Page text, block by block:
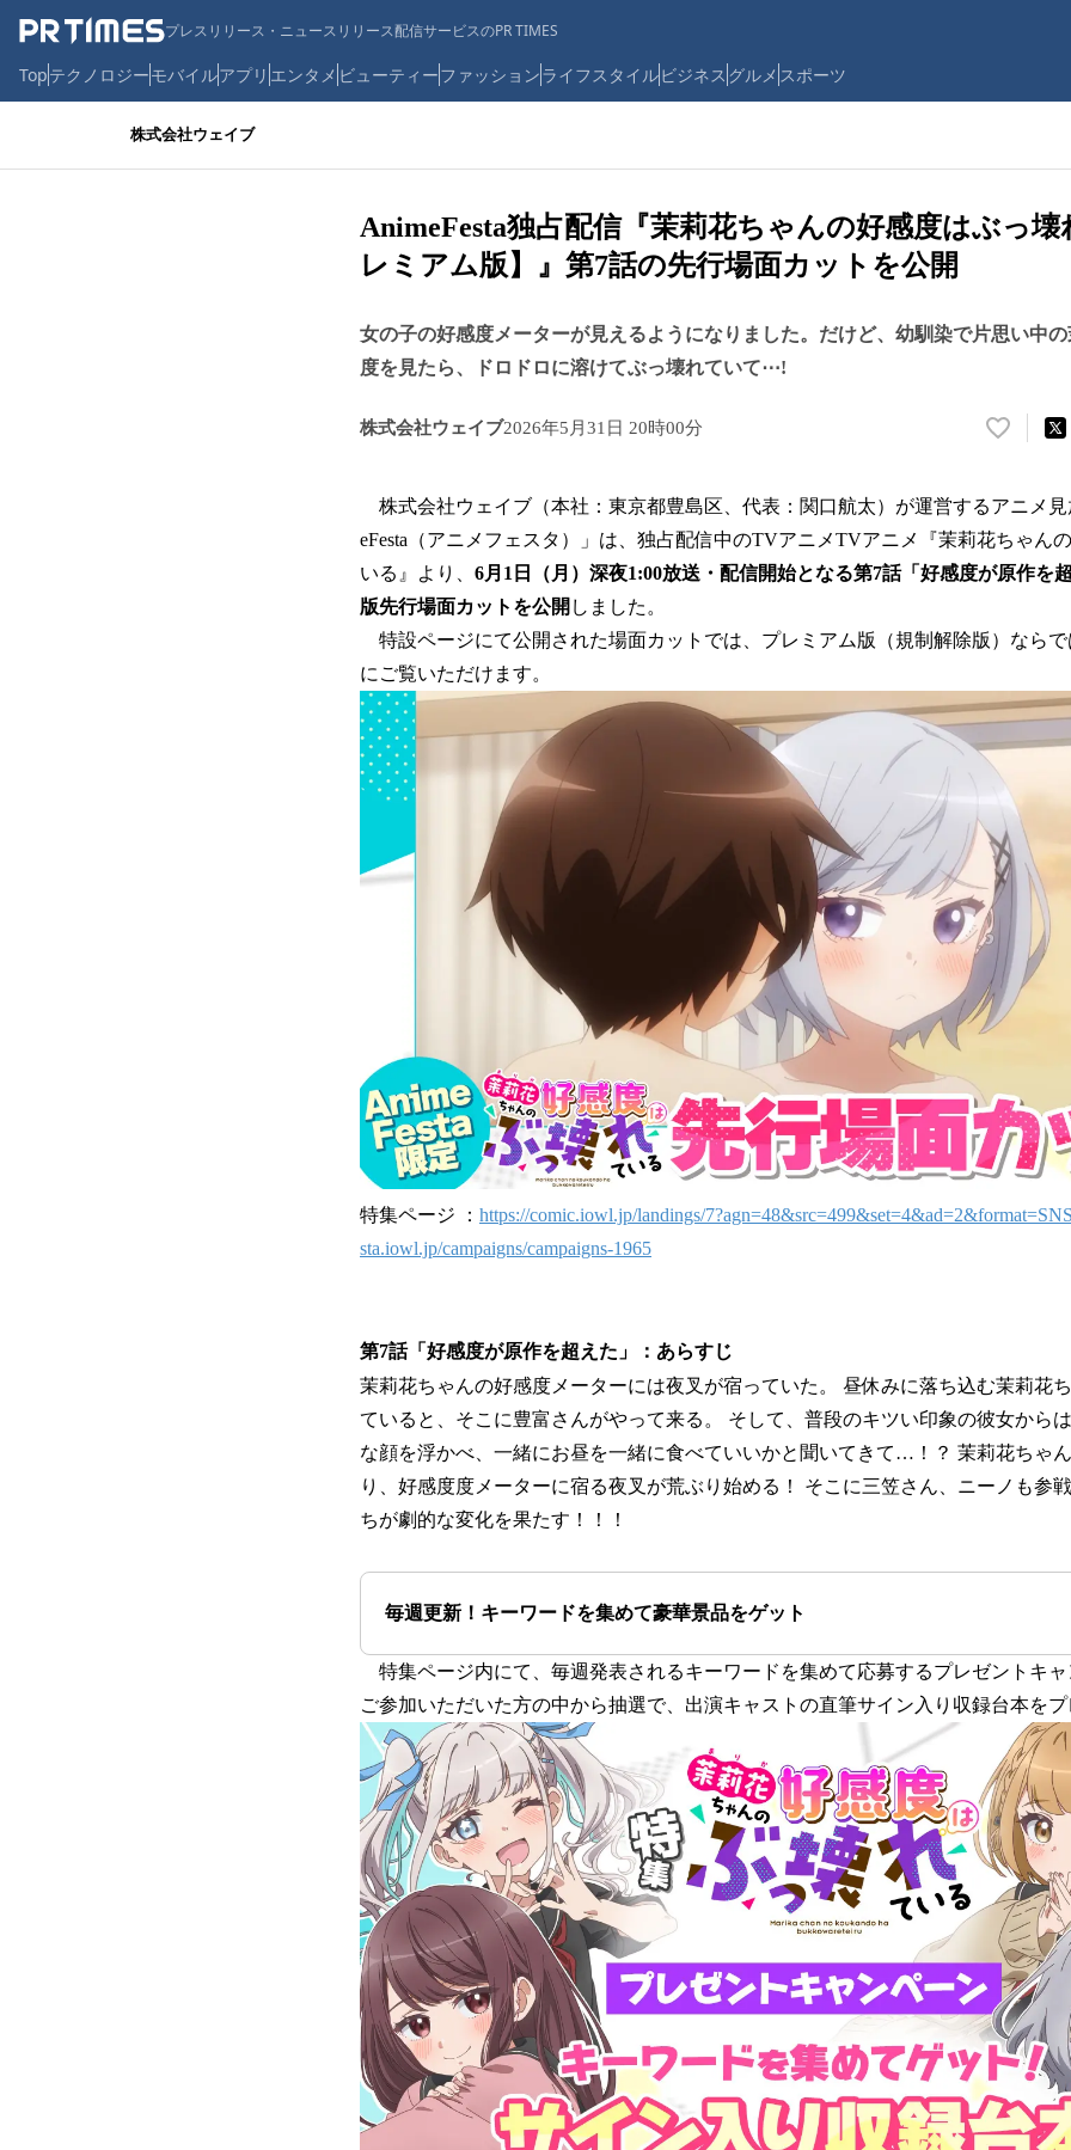
プレスリリース・ニュースリリース配信サービスのPR TIMES
Topテクノロジーモバイルアプリ エンタメ ビューティーファッションライフスタイルビジネス グルメ スポーツ
株式会社ウェイブ
AnimeFesta独占配信『茉莉花ちゃんの好感度はぶっ
レミアム版】』第7話の先行場面カットを公開
女の子の好感度メーターが見えるようになりました。だけど、幼馴染で片思い中
度を見たら、ドロドロに溶けてぶっ壊れていて⋯!
株式会社ウェイブ2026年5月31日 20時00分
い
！
数
を
込
中
で
す
株式会社ウェイブ（本社：東京都豊島区、代表：関口航太）が運営するアニメ
eFesta（アニメフェスタ）」は、独占配信中のTVアニメTVアニメ『茉莉花ちゃん
いる』より、 6月1日（月）深夜1:00放送・配信開始となる第7話「好感度が原作を
版先行場面カットを公開 しました。
特設ページにて公開された場面カットでは、プレミアム版（規制解除版）なら
にご覧いただけます。
特集ページ ： https://comic.iowl.jp/landings/
sta.iowl.jp/campaigns/campaigns-1965
第7話「好感度が原作を超えた」：あらすじ
茉莉花ちゃんの好感度メーターには夜叉が宿っていた。 昼休みに落ち込む茉莉花
ていると、そこに豊富さんがやって来る。 そして、普段のキツい印象の彼女から
な顔を浮かべ、一緒にお昼を一緒に食べていいかと聞いてきて…！？ 茉莉花ちゃ
り、好感度度メーターに宿る夜叉が荒ぶり始める！ そこに三笠さん、ニーノも参
ちが劇的な変化を果たす！！！
毎週更新！キーワードを集めて豪華景品をゲット
特集ページ内にて、毎週発表されるキーワードを集めて応募するプレゼントキ
ご参加いただいた方の中から抽選で、出演キャストの直筆サイン入り収録台本を